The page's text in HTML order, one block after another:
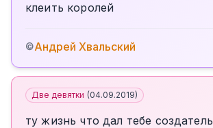
клеить королей
©Андрей Хвальский
Две девятки (04.09.2019)
ту жизнь что дал тебе создатель